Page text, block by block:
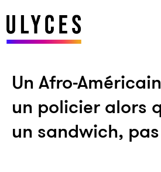
Un Afro-
un policier alors
un sandwich,